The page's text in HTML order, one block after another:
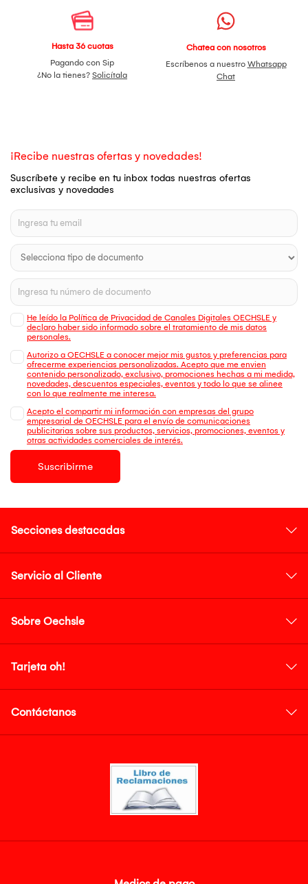
Hasta 36 cuotas
Pagando con Sip
¿No la tienes? Solicítala
Chatea con nosotros
Escríbenos a nuestro Whatsapp
Chat
¡Recibe nuestras ofertas y novedades!
Suscríbete y recibe en tu inbox todas nuestras ofertas
exclusivas y novedades
He leído la Política de Privacidad de Canales Digitales OECHSLE y
declaro haber sido informado sobre el tratamiento de mis datos
personales.
Autorizo a OECHSLE a conocer mejor mis gustos y preferencias para
ofrecerme experiencias personalizadas. Acepto que me envien
contenido personalizado, exclusivo, promociones hechas a mi medida,
novedades, descuentos especiales, eventos y todo lo que se alinee
con lo que realmente me interesa.
Acepto el compartir mi información con empresas del grupo
empresarial de OECHSLE para el envío de comunicaciones
publicitarias sobre sus productos, servicios, promociones, eventos y
otras actividades comerciales de interés.
Suscribirme
Secciones destacadas
Servicio al Cliente
Sobre Oechsle
Tarjeta oh!
Contáctanos